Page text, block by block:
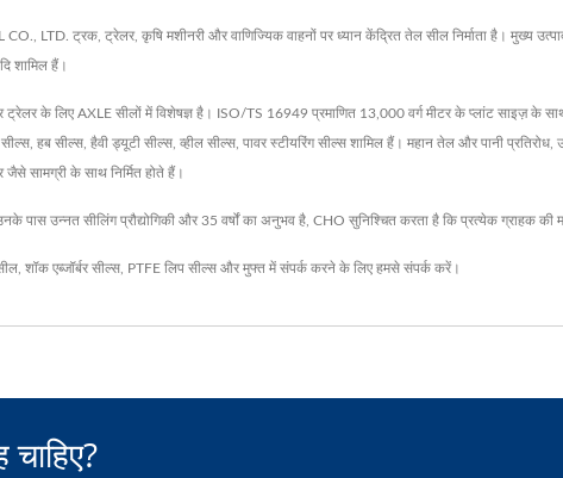
LTD. ट्रक, ट्रेलर, कृषि मशीनरी और वाणिज्यिक वाहनों पर ध्यान केंद्रित तेल सील निर्माता है। मुख्य
शामिल हैं।
के लिए AXLE सीलों में विशेषज्ञ है। ISO/TS 16949 प्रमाणित 13,000 वर्ग मीटर के प्लांट साइज़ के
हब सील्स, हैवी ड्यूटी सील्स, व्हील सील्स, पावर स्टीयरिंग सील्स शामिल हैं। महान तेल और पानी
जैसे सामग्री के साथ निर्मित होते हैं।
पास उन्नत सीलिंग प्रौद्योगिकी और 35 वर्षों का अनुभव है, CHO सुनिश्चित करता है कि प्रत्येक ग्राहक की
शॉक एब्जॉर्बर सील्स PTFE लिप सील्स और मुफ्त में संपर्क करने के लिए हमसे संपर्क करें।